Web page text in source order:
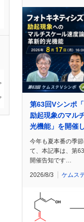
第63回Vシンポ
励起現象のマル
光機能」を開催
今年も夏本番の季
て、本記事は、第
開催告知です…
2026/8/3 ケムス